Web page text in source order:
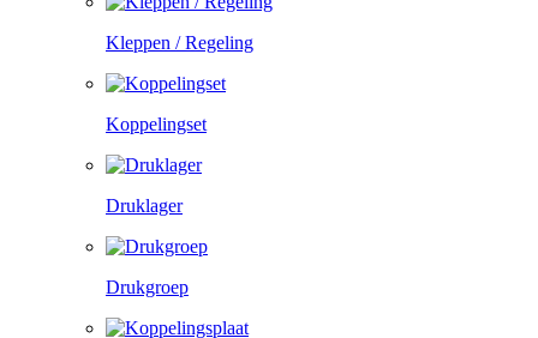
Kleppen / Regeling
Koppelingset
Druklager
Drukgroep